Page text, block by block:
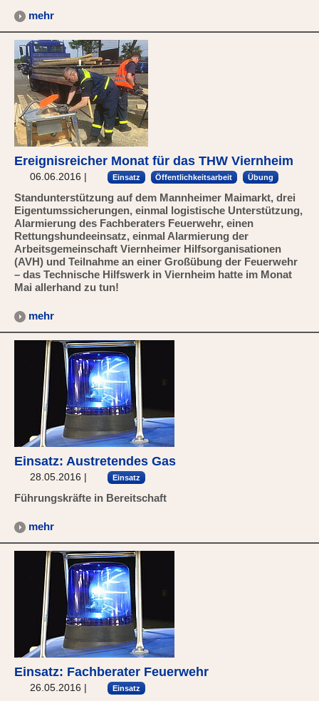
mehr
Ereignisreicher Monat für das THW Viernheim
06.06.2016 | Einsatz Öffentlichkeitsarbeit Übung
Standunterstützung auf dem Mannheimer Maimarkt, drei
Eigentumssicherungen, einmal logistische Unterstützung,
Alarmierung des Fachberaters Feuerwehr, einen
Rettungshundeeinsatz, einmal Alarmierung der
Arbeitsgemeinschaft Viernheimer Hilfsorganisationen
(AVH) und Teilnahme an einer Großübung der Feuerwehr
– das Technische Hilfswerk in Viernheim hatte im Monat
Mai allerhand zu tun!
mehr
Einsatz: Austretendes Gas
28.05.2016 | Einsatz
Führungskräfte in Bereitschaft
mehr
Einsatz: Fachberater Feuerwehr
26.05.2016 | Einsatz